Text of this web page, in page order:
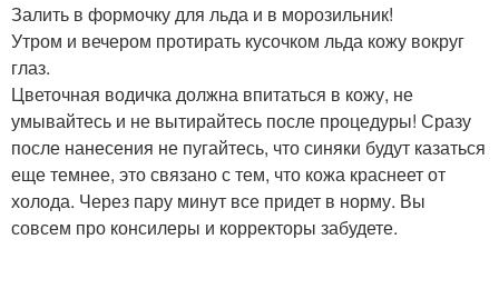
Залить в формочку для льда и в морозильник!
Утром и вечером протирать кусочком льда кожу вокруг
глаз.
Цветочная водичка должна впитаться в кожу, не
умывайтесь и не вытирайтесь после процедуры! Сразу
после нанесения не пугайтесь, что синяки будут казаться
еще темнее, это связано с тем, что кожа краснеет от
холода. Через пару минут все придет в норму. Вы
совсем про консилеры и корректоры забудете.